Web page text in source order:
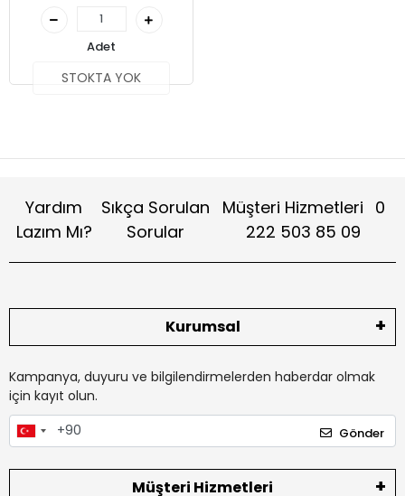
Adet
STOKTA YOK
Yardım
Lazım Mı?
Sıkça Sorulan
Sorular
Müşteri Hizmetleri 0
222 503 85 09
Kurumsal
Kampanya, duyuru ve bilgilendirmelerden haberdar olmak
için kayıt olun.
Gönder
Müşteri Hizmetleri